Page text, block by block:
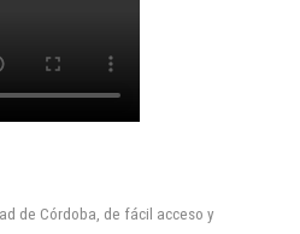
de Córdoba, de fácil acceso y